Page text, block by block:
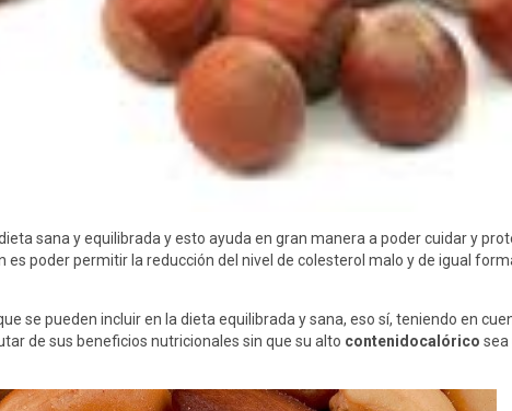
sana y equilibrada y esto ayuda en gran manera a poder cuidar y
es poder permitir la reducción del nivel de colesterol malo y de igual
se pueden incluir en la dieta equilibrada y sana, eso sí, teniendo en
de sus beneficios nutricionales sin que su alto contenidocalórico sea